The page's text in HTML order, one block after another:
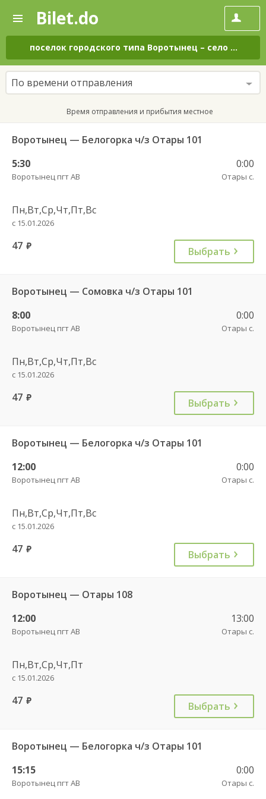
—
Поиск
и
покупка
билетов
на
автобус
онлайн
Bilet.do
поселок городского типа Воротынец – село Отары
По времени отправления
Время отправления и прибытия местное
Воротынец — Белогорка ч/з Отары 101
5:30
Воротынец пгт АВ
0:00
Отары с.
Пн,Вт,Ср,Чт,Пт,Вс
с 15.01.2026
47 руб. Выбрать
Воротынец — Сомовка ч/з Отары 101
8:00
Воротынец пгт АВ
0:00
Отары с.
Пн,Вт,Ср,Чт,Пт,Вс
с 15.01.2026
47 руб. Выбрать
Воротынец — Белогорка ч/з Отары 101
12:00
Воротынец пгт АВ
0:00
Отары с.
Пн,Вт,Ср,Чт,Пт,Вс
с 15.01.2026
47 руб. Выбрать
Воротынец — Отары 108
12:00
Воротынец пгт АВ
13:00
Отары с.
Пн,Вт,Ср,Чт,Пт
с 15.01.2026
47 руб. Выбрать
Воротынец — Белогорка ч/з Отары 101
15:15
Воротынец пгт АВ
0:00
Отары с.